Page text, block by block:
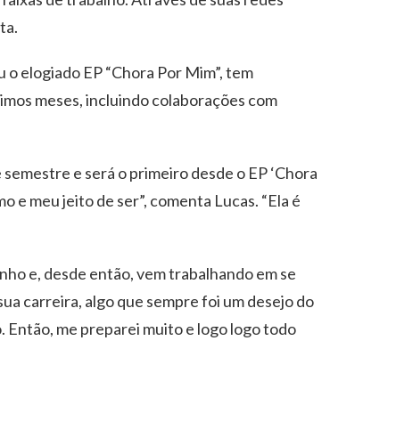
elogiado EP “Chora Por Mim”, tem
meses, incluindo colaborações com
e será o primeiro desde o EP ‘Chora
e meu jeito de ser”, comenta Lucas. “Ela é
e, desde então, vem trabalhando em se
carreira, algo que sempre foi um desejo do
Então, me preparei muito e logo logo todo